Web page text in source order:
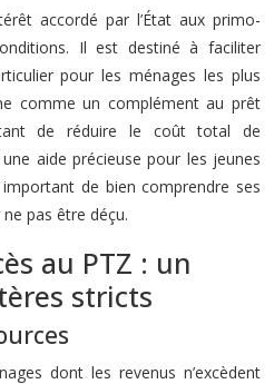
accordé par l’État aux primo-
Il est destiné à faciliter
pour les ménages les plus
comme un complément au prêt
de réduire le coût total de
aide précieuse pour les jeunes
de bien comprendre ses
pas être déçu.
au PTZ : un
stricts
dont les revenus n’excèdent